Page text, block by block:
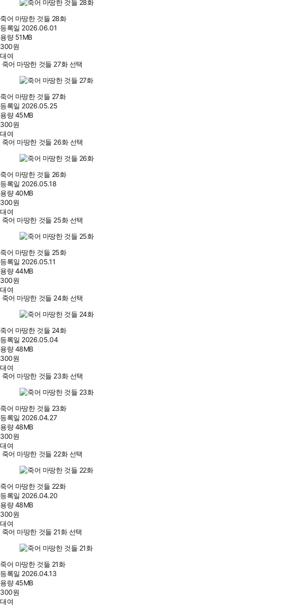
죽어 마땅한 것들 28화
등록일 2026.06.01
용량 51MB
300원
대여
죽어 마땅한 것들 27화 선택
죽어 마땅한 것들 27화
등록일 2026.05.25
용량45MB
300원
대여
죽어 마땅한 것들 26화 선택
죽어 마땅한 것들 26화
등록일 2026.05.18
용량40MB
300원
대여
죽어 마땅한 것들 25화 선택
죽어 마땅한 것들 25화
등록일 2026.05.11
용량44MB
300원
대여
죽어 마땅한 것들 24화 선택
죽어 마땅한 것들 24화
등록일 2026.05.04
용량48MB
300원
대여
죽어 마땅한 것들 23화 선택
죽어 마땅한 것들 23화
등록일 2026.04.27
용량48MB
300원
대여
죽어 마땅한 것들 22화 선택
죽어 마땅한 것들 22화
등록일 2026.04.20
용량48MB
300원
대여
죽어 마땅한 것들 21화 선택
죽어 마땅한 것들 21화
등록일 2026.04.13
용량45MB
300원
대여